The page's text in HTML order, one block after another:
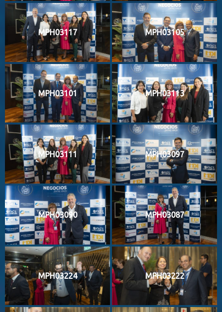
MPH03117 MPH03105
MPH03101 MPH03113
MPH03111 MPH03097
MPH03090 MPH03087
MPH03224 MPH03222